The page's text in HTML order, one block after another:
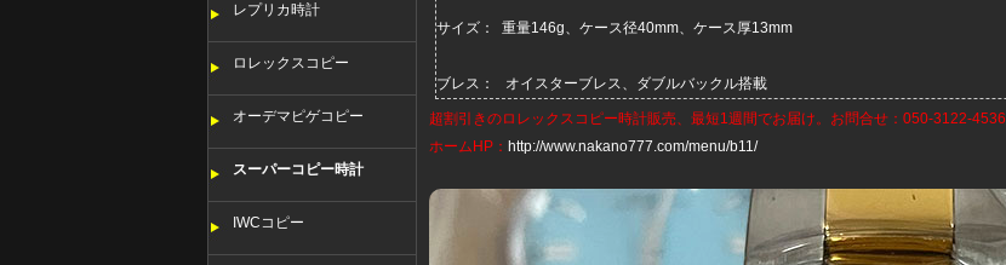
レプリカ時計
ロレックスコピー
オーデマピゲコピー
スーパーコピー時計
IWCコピー
サイズ： 重量146g、ケース径40mm、ケース厚13mm
ブレス： オイスターブレス、ダブルバックル搭載
超割引きのロレックスコピー時計販売、最短1週間でお届け。お問合せ：050-3122-4536
ホームHP： http://www.nakano777.com/menu/b11/